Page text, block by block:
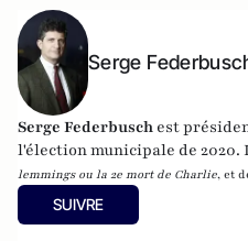
Serge
Serge Federbusch est
l'élection municipale de 2020.
lemmings ou la 2e mort de Charlie, et
fatal quinquennat
SUIVRE